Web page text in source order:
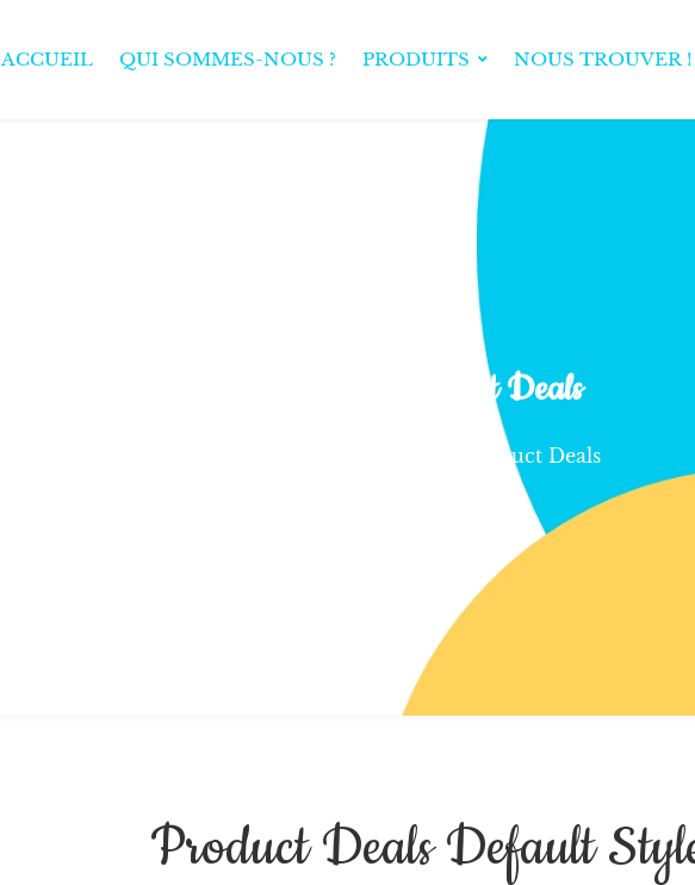
ACCUEIL QUI SOMMES-NOUS ? PRODUITS NOUS TROUVER !
Elements Product Deals
Elements Product Deals
Product Deals Default